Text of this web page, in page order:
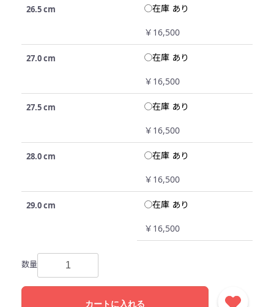
26.5 cm 在庫 あり
￥16,500
27.0 cm 在庫 あり
￥16,500
27.5 cm 在庫 あり
￥16,500
28.0 cm 在庫 あり
￥16,500
29.0 cm 在庫 あり
￥16,500
数量
カートに入れる